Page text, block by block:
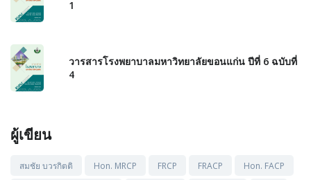
1
วารสารโรงพยาบาลมหาวิทยาลัยขอนแก่น ปีที่ 6 ฉบับที่
4
ผู้เขียน
สมชัย บวรกิตติ Hon. MRCP FRCP FRACP
Hon. FACP